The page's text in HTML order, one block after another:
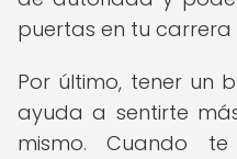
puertas en tu carrera
Por último, tener un
ayuda a sentirte
mismo. Cuando